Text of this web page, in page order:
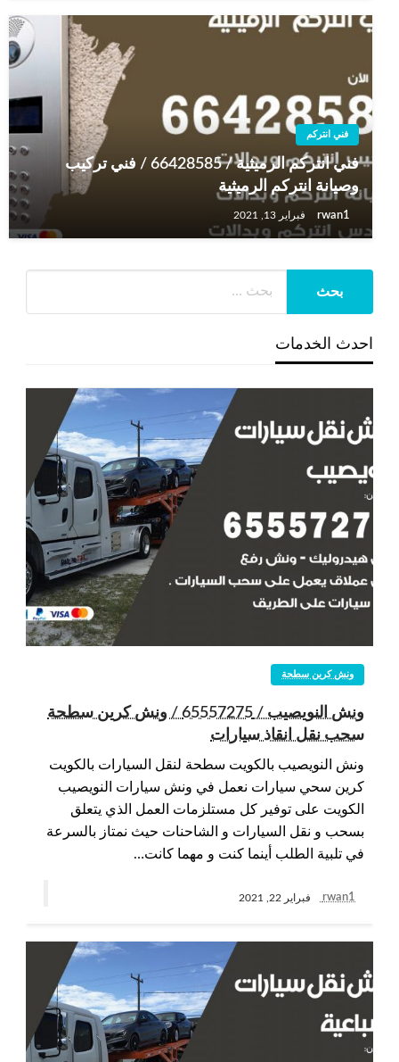
فني انتركم
فني انتركم الرميثية / 66428585 / فني تركيب
وصيانة انتركم الرميثية
rwan1 فبراير 13, 2021
احدث الخدمات
ونش كرين سطحة
ونش النويصيب / 65557275 / ونش كرين سطحة
سحب نقل انقاذ سيارات
ونش النويصيب بالكويت سطحة لنقل السيارات بالكويت
كرين سحي سيارات نعمل في ونش سيارات النويصيب
الكويت على توفير كل مستلزمات العمل الذي يتعلق
بسحب و نقل السيارات و الشاحنات حيث نمتاز بالسرعة
في تلبية الطلب أينما كنت و مهما كانت…
rwan1 فبراير 22, 2021